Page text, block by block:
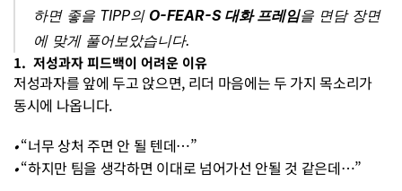
하면 좋을 TIPP의 O-FEAR-S 대화 프레임을 면담 장면
에 맞게 풀어보았습니다.
1.  저성과자 피드백이 어려운 이유
저성과자를 앞에 두고 앉으면, 리더 마음에는 두 가지 목소리가
동시에 나옵니다.
• “너무 상처 주면 안 될 텐데…”
• “하지만 팀을 생각하면 이대로 넘어가선 안될 것 같은데…”